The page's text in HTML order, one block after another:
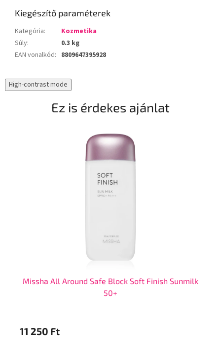
Kiegészítő paraméterek
Kategória:
Kozmetika
Súly:
0.3 kg
EAN vonalkód: 8809647395928
High-contrast mode
Ez is érdekes ajánlat
Missha All Around Safe Block Soft Finish Sunmilk
50+
11 250 Ft